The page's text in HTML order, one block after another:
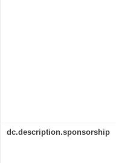
dc.description.sponsorship